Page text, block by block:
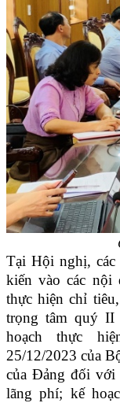
Tại Hội nghị,
kiến vào các nội
thực hiện chỉ
trọng tâm quý II
hoạch thực
25/12/2023 của
của Đảng đối với
lãng phí; kế